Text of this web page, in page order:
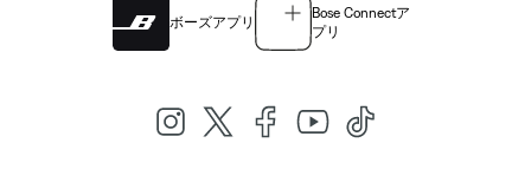
ボーズアプリ
Bose Connectア
プリ